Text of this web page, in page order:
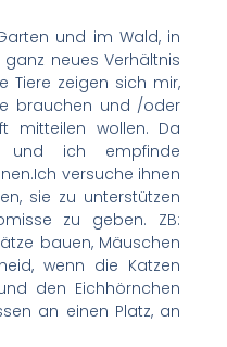
und im Wald, in
neues Verhältnis
Tiere zeigen sich mir,
brauchen und /oder
mitteilen wollen. Da
ich empfinde
versuche ihnen
sie zu unterstützen
zu geben. ZB:
bauen, Mäuschen
wenn die Katzen
den Eichhörnchen
an einen Platz, an